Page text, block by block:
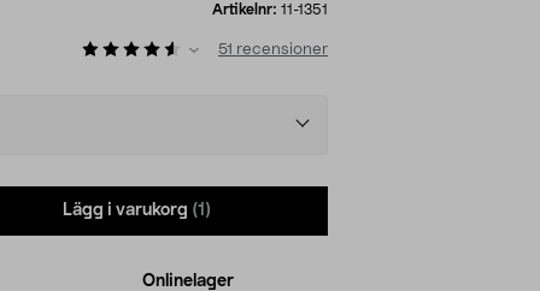
Artikelnr: 11-1351
51 recensioner
Lägg i varukorg (1)
Onlinelager